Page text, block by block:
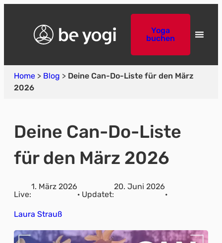
Yoga
buchen
Home > Blog > Deine Can-Do-Liste für den März
2026
Deine Can-Do-Liste
für den März 2026
Live:
1. März 2026
· Updatet:
20. Juni 2026
·
Laura Strauß